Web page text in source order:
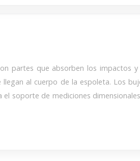
partes que absorben los impactos y
al cuerpo de la espoleta. Los
soporte de mediciones